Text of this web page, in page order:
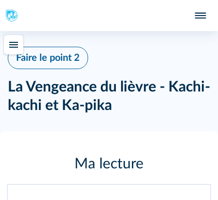
Faire le point 2
La Vengeance du lièvre - Kachi-
kachi et Ka-pika
Ma lecture